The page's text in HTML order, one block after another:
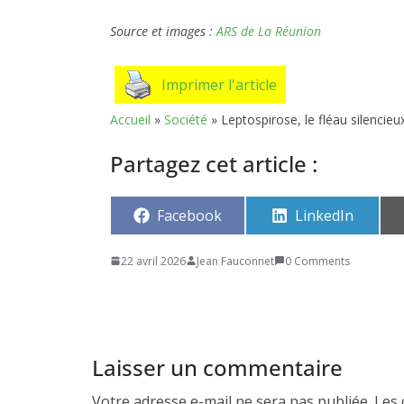
Source et images : ARS de La Réunion
Imprimer l'article
Accueil » Société » Leptospirose, le fléau
Partagez cet article :
Share
Facebook Share
LinkedIn
22 avril 2026 Jean Fauconnet 0 Comments
Laisser un commentaire